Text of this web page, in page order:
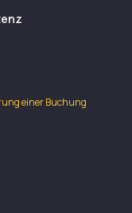
einer Buchung